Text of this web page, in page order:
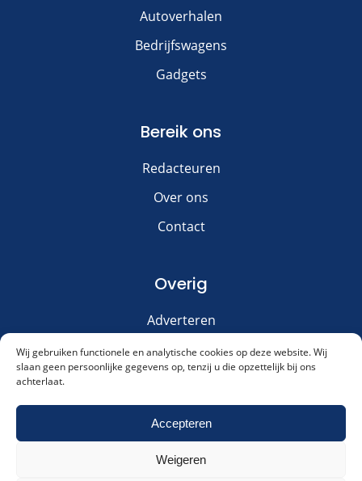
Wij gebruiken functionele en analytische cookies op deze website. Wij
slaan geen persoonlijke gegevens op, tenzij u die opzettelijk bij ons
achterlaat.
Accepteren
Weigeren
Autoverhalen
Bedrijfswagens
Gadgets
Bereik ons
Redacteuren
Over ons
Contact
Overig
Adverteren
Disclaimer
Privacy & Cookies
Meld je aan voor onze nieuwsbrief!
Akkoord met onsprivacybeleid